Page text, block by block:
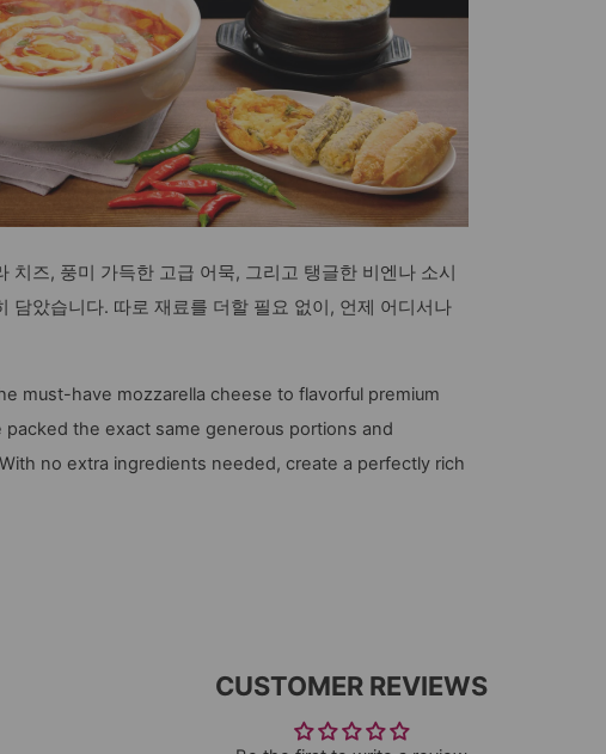
치즈, 풍미 가득한 고급 어묵, 그리고 탱글한 비엔나 소시
담았습니다. 따로 재료를 더할 필요 없이, 언제 어디서나
must-have mozzarella cheese to flavorful premium
packed the exact same generous portions and
no extra ingredients needed, create a perfectly rich
CUSTOMER REVIEWS